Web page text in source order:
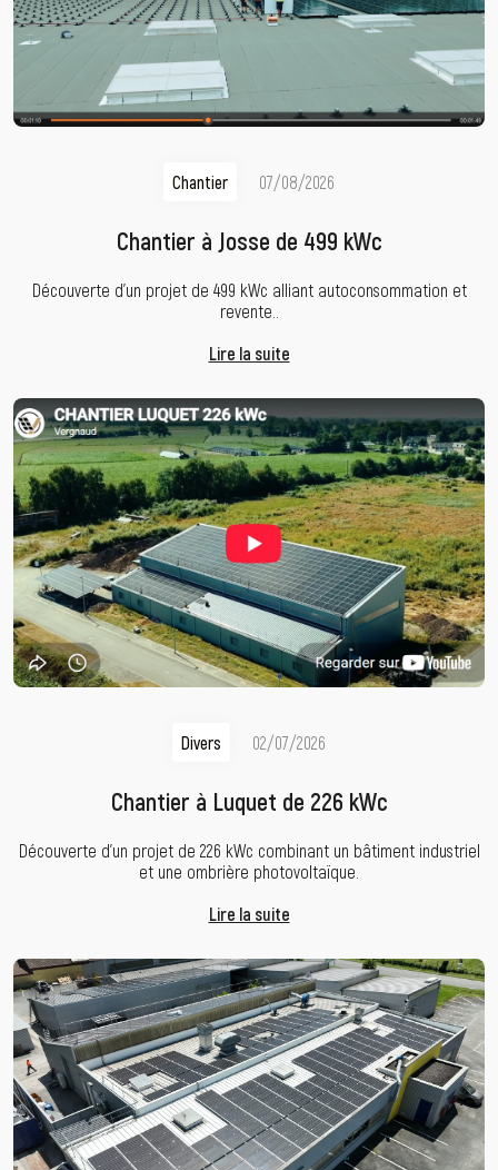
Chantier 07/08/2026
Chantier à Josse de 499 kWc
Découverte d’un projet de 499 kWc alliant autoconsommation et
revente..
Lire la suite
Divers 02/07/2026
Chantier à Luquet de 226 kWc
Découverte d’un projet de 226 kWc combinant un bâtiment industriel
et une ombrière photovoltaïque.
Lire la suite